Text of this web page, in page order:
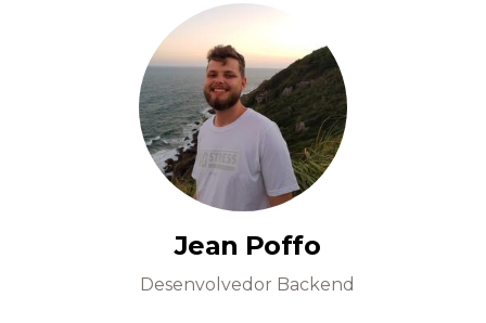
Jean Poffo
Desenvolvedor Backend